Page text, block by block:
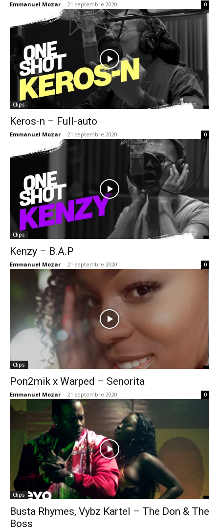
Emmanuel Mozar - 21 septembre 2020 0
Clips
Keros-n – Full-auto
Emmanuel Mozar - 21 septembre 2020 0
Clips
Kenzy – B.A.P
Emmanuel Mozar - 21 septembre 2020 0
Clips
Pon2mik x Warped – Senorita
Emmanuel Mozar - 21 septembre 2020 0
Clips
Busta Rhymes, Vybz Kartel – The Don & The
Boss